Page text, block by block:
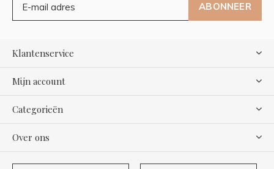
ABONNEER
Klantenservice
Mijn account
Categorieën
Over ons